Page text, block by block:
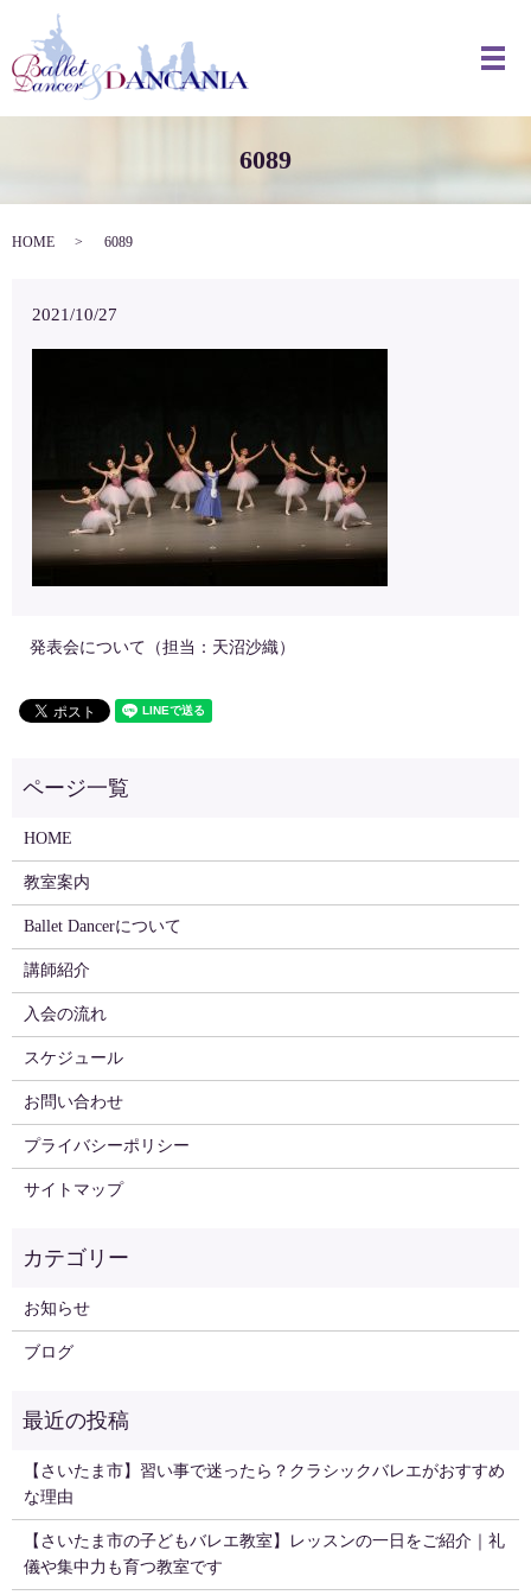
メ
6089
HOME 6089
2021/10/27
発表会について（担当：天沼沙織）
HOME
教室案内
Ballet Dancerについて
講師紹介
入会の流れ
スケジュール
お問い合わせ
プライバシーポリシー
サイトマップ
お知らせ
ブログ
【さいたま市】習い事で迷ったら？クラシックバレエがおすすめ
な理由
【さいたま市の子どもバレエ教室】レッスンの一日をご紹介｜礼
儀や集中力も育つ教室です